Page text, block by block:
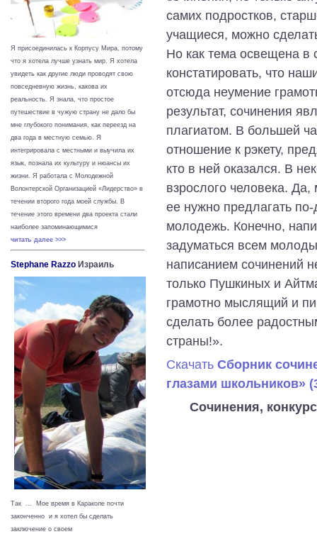
Я присоединилась к Корпусу Мира, потому
что я хотела лучше узнать мир. Я хотела
увидеть как другие люди проводят свою
повседневную жизнь, какова их
реальность. Я знала, что простое
путешествие в чужую страну не дало бы
мне глубокого понимания, как переезд на
два года в местную семью. Я
интегрировала с местными и выучила их
язык, познала их культуру и нюансы их
жизни. Я работала с Молодежной
Волонтерской Организацией «Лидерство» в
течении второго года моей службы. В
течение этого времени два проекта стали
наиболее запоминающимися
читать далее >>>
Stephane Razzo Израиль
Так ... Мое время в Караколе почти
законченно и я хотел бы сделать
заключение о своем
самих подростков,
учащиеся, можно
Но как тема освещена
констатировать, что
отсюда неумение
результат, сочинения
плагиатом. В большей
отношение к рэкету,
кто в ней оказался. В
взрослого человека.
ее нужно предлагать
молодежь. Конечно,
задуматься всем
написанием сочинений
только Пушкиных и
грамотно мыслящий и
сделать более
страны!».
Скачать Сборник
глазами школьников»
Сочинения,